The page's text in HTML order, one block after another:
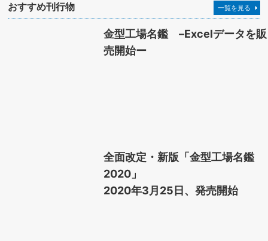
おすすめ刊行物 一覧を見る
金型工場名鑑 –Excelデータを販
売開始ー
全面改定・新版「金型工場名鑑
2020」
2020年3月25日、発売開始